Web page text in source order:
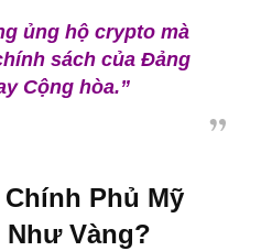
ủng hộ crypto mà
sách của Đảng
Cộng hòa.”
Phủ Mỹ
Như Vàng?